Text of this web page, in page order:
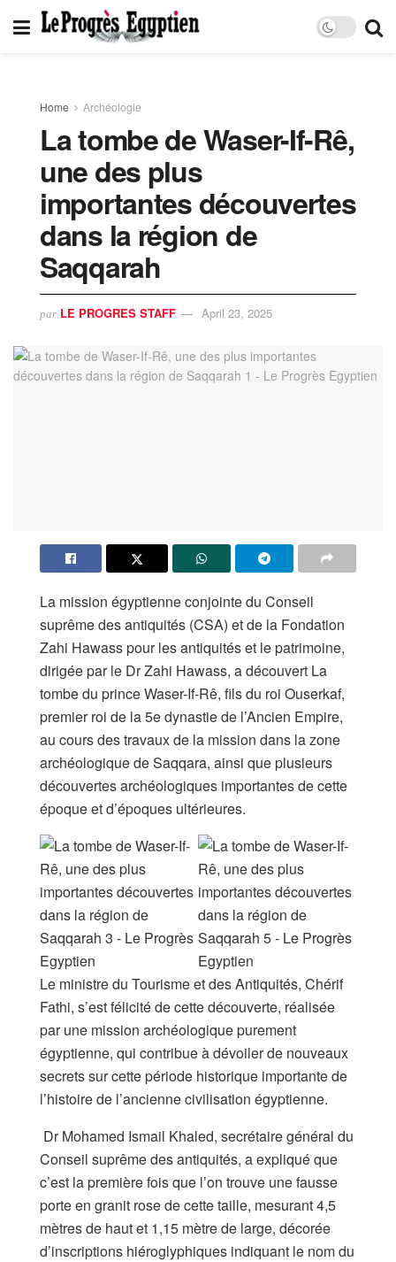
Home Archéologie
La tombe de Waser-If-Rê,
une des plus
importantes découvertes
dans la région de
Saqqarah
par LE PROGRES STAFF April 23, 2025
La mission égyptienne conjointe du Conseil
suprême des antiquités (CSA) et de la Fondation
Zahi Hawass pour les antiquités et le patrimoine,
dirigée par le Dr Zahi Hawass, a découvert La
tombe du prince Waser-If-Rê, fils du roi Ouserkaf,
premier roi de la 5e dynastie de l’Ancien Empire,
au cours des travaux de la mission dans la zone
archéologique de Saqqara, ainsi que plusieurs
découvertes archéologiques importantes de cette
époque et d’époques ultérieures.
Le ministre du Tourisme et des Antiquités, Chérif
Fathi, s’est félicité de cette découverte, réalisée
par une mission archéologique purement
égyptienne, qui contribue à dévoiler de nouveaux
secrets sur cette période historique importante de
l’histoire de l’ancienne civilisation égyptienne.
Dr Mohamed Ismail Khaled, secrétaire général du
Conseil suprême des antiquités, a expliqué que
c’est la première fois que l’on trouve une fausse
porte en granit rose de cette taille, mesurant 4,5
mètres de haut et 1,15 mètre de large, décorée
d’inscriptions hiéroglyphiques indiquant le nom du